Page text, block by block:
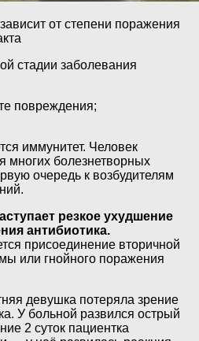
от степени поражения
стадии заболевания
повреждения;
иммунитет. Человек
многих болезнетворных
очередь к возбудителям
резкое ухудшение
антибиотика.
присоединение вторичной
или гнойного поражения
девушка потеряла зрение
У больной развился острый
2 суток пациентка